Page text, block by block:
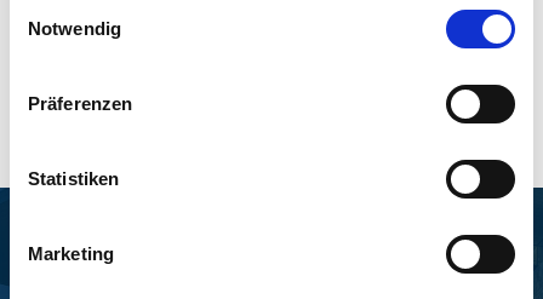
haben. Wir setzen im Rahmen des Trackings auch
abweichenden Datenschutzbestimmungen ein, wodurch
das Risiko von behördlichen Zugriffen bzw. von
Datenschutzerklärung
Notwendig
Präferenzen
Statistiken
Marketing
100 pracowników, wytwarzających przede wszystkim
FAHRZEUGWERK BERNARD
KRONE GMBH & CO. KG